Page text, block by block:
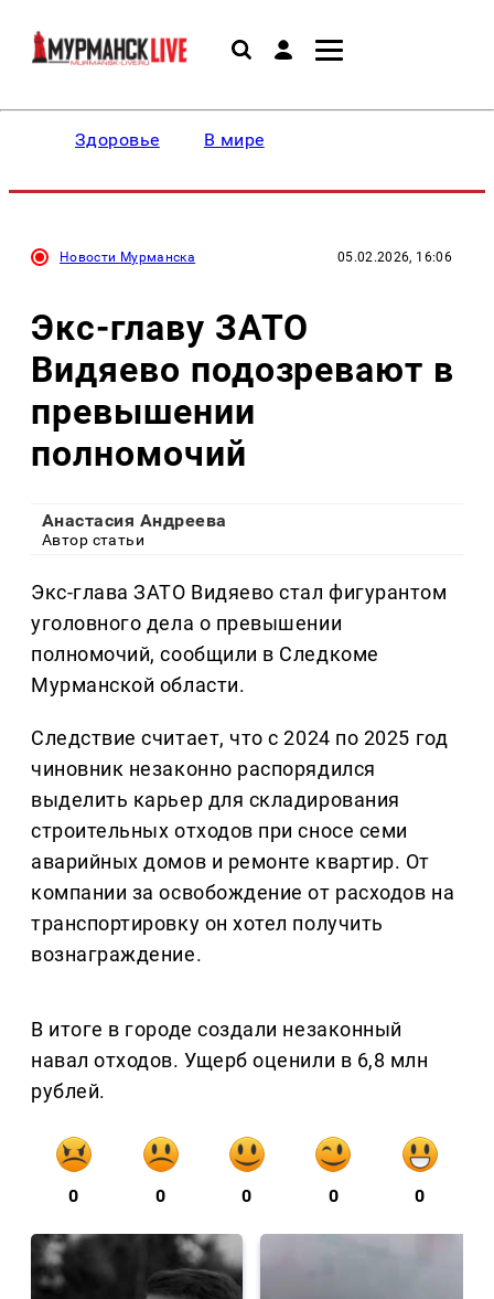
Здоровье В мире
Новости Мурманска 05.02.2026, 16:06
Экс-главу ЗАТО
Видяево подозревают в
превышении
полномочий
Анастасия Андреева
Автор статьи
Экс-глава ЗАТО Видяево стал фигурантом
уголовного дела о превышении
полномочий, сообщили в Следкоме
Мурманской области.
Следствие считает, что с 2024 по 2025 год
чиновник незаконно распорядился
выделить карьер для складирования
строительных отходов при сносе семи
аварийных домов и ремонте квартир. От
компании за освобождение от расходов на
транспортировку он хотел получить
вознаграждение.
В итоге в городе создали незаконный
навал отходов. Ущерб оценили в 6,8 млн
рублей.
0 0 0 0 0